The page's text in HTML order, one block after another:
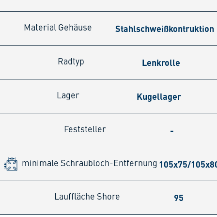
Material Gehäuse Stahlschweißkontruktion
Radtyp Lenkrolle
Lager Kugellager
Feststeller -
minimale Schraubloch-Entfernung 105x75/
Lauffläche Shore 95